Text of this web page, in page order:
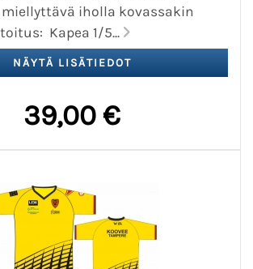
iholla kovassakin
Kapea 1/5...
39,00 €